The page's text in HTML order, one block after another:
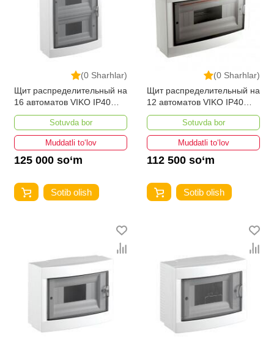
(0 Sharhlar)
Щит распределительный на
16 автоматов VIKO IP40
наружный
Sotuvda bor
Muddatli to‘lov
125 000 so‘m
Sotib olish
(0 Sharhlar)
Щит распределительный на
12 автоматов VIKO IP40
наружный
Sotuvda bor
Muddatli to‘lov
112 500 so‘m
Sotib olish